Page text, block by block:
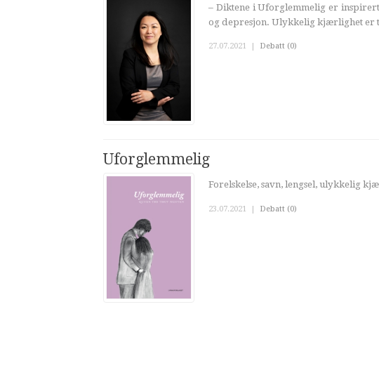
– Diktene i Uforglemmelig er
og depresjon. Ulykkelig kjærlighet er
27.07.2021 | Debatt (0)
Uforglemmelig
Forelskelse, savn, lengsel, ulykkelig
23.07.2021 | Debatt (0)